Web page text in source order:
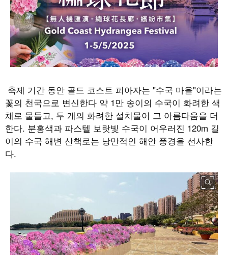
축제 기간 동안 골드 코스트 피아자는 "수국 마을"이라는
꽃의 천국으로 변신한다 약 1만 송이의 수국이 화려한 색
채로 물들고, 두 개의 화려한 설치물이 그 아름다움을 더
한다. 분홍색과 파스텔 보랏빛 수국이 어우러진 120m 길
이의 수국 해변 산책로는 낭만적인 해안 풍경을 선사한
다.